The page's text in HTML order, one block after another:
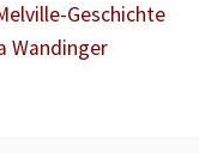
Geschichte
Wandinger